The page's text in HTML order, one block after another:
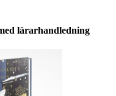
lärarhandledning